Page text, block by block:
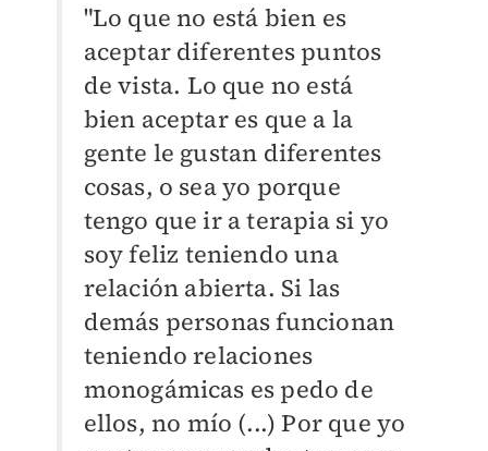
"Lo que no está bien es
aceptar diferentes puntos
de vista. Lo que no está
bien aceptar es que a la
gente le gustan diferentes
cosas, o sea yo porque
tengo que ir a terapia si yo
soy feliz teniendo una
relación abierta. Si las
demás personas funcionan
teniendo relaciones
monogámicas es pedo de
ellos, no mío (...) Por que yo